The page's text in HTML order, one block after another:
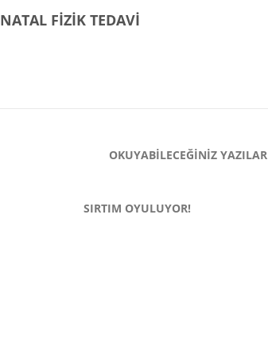
NATAL FIZIK TEDAVI
OKUYABILECEĞINIZ YAZILAR
SIRTIM OYULUYOR!